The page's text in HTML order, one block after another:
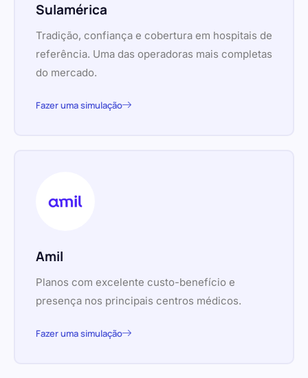
Sulamérica
Tradição, confiança e cobertura em hospitais de
referência. Uma das operadoras mais completas
do mercado.
Fazer uma simulação
Amil
Planos com excelente custo-benefício e
presença nos principais centros médicos.
Fazer uma simulação